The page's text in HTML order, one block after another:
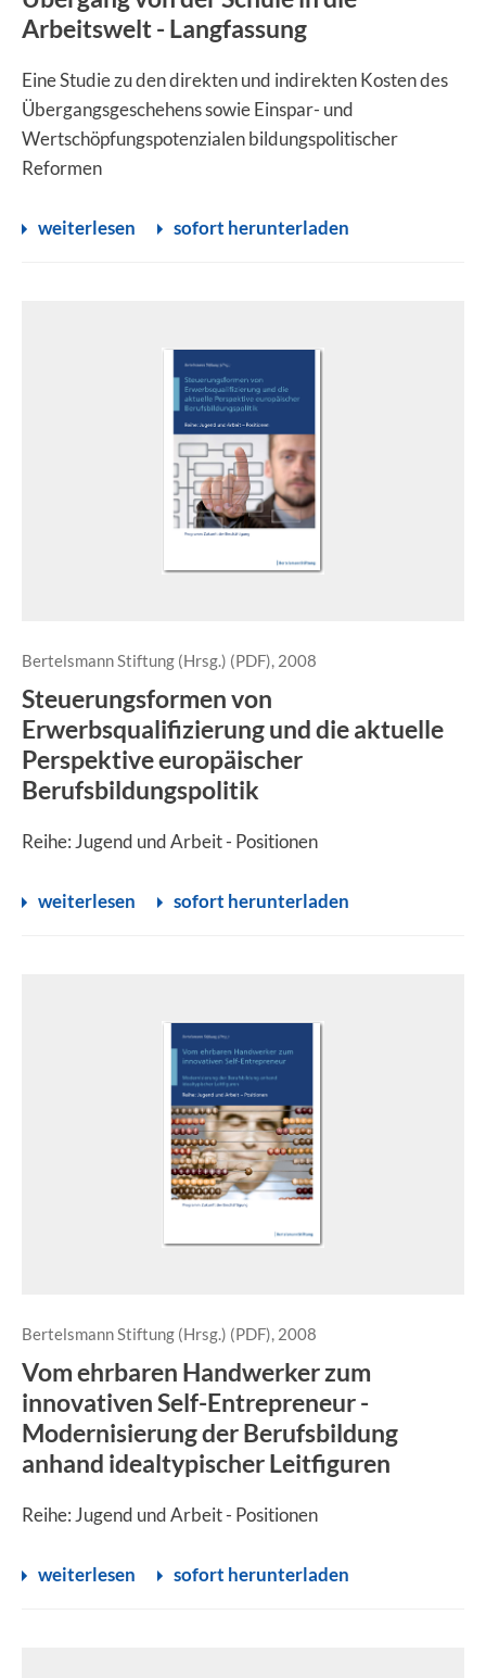
Arbeitswelt - Langfassung
Eine Studie zu den direkten und indirekten Kosten des
Übergangsgeschehens sowie Einspar- und
Wertschöpfungspotenzialen bildungspolitischer
Reformen
weiterlesen sofort herunterladen
Bertelsmann Stiftung (Hrsg.) (PDF), 2008
Steuerungsformen von
Erwerbsqualifizierung und die aktuelle
Perspektive europäischer
Berufsbildungspolitik
Reihe: Jugend und Arbeit - Positionen
weiterlesen sofort herunterladen
Bertelsmann Stiftung (Hrsg.) (PDF), 2008
Vom ehrbaren Handwerker zum
innovativen Self-Entrepreneur -
Modernisierung der Berufsbildung
anhand idealtypischer Leitfiguren
Reihe: Jugend und Arbeit - Positionen
weiterlesen sofort herunterladen